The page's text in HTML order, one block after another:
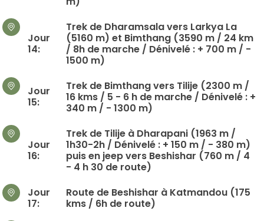
Jour
14:
Trek de Dharamsala vers Larkya La
(5160 m) et Bimthang (3590 m / 24 km
/ 8h de marche / Dénivelé : + 700 m / -
1500 m)
Jour
15:
Trek de Bimthang vers Tilije (2300 m /
16 kms / 5 - 6 h de marche / Dénivelé : +
340 m / - 1300 m)
Jour
16:
Trek de Tilije à Dharapani (1963 m /
1h30-2h / Dénivelé : + 150 m / - 380 m)
puis en jeep vers Beshishar (760 m / 4
- 4 h 30 de route)
Jour
17:
Route de Beshishar à Katmandou (175
kms / 6h de route)